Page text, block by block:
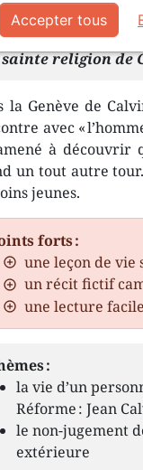
La tyrannie de
sainte religion de
la Genève de
avec «
à découvrir
un tout autre
jeunes.
forts :
une leçon de vie
un récit fictif
une lecture
:
la vie d’un
Réforme : Jean
le non-jugement
extérieure
Accepter tous